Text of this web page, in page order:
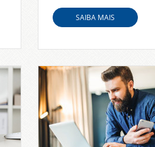
SAIBA MAIS